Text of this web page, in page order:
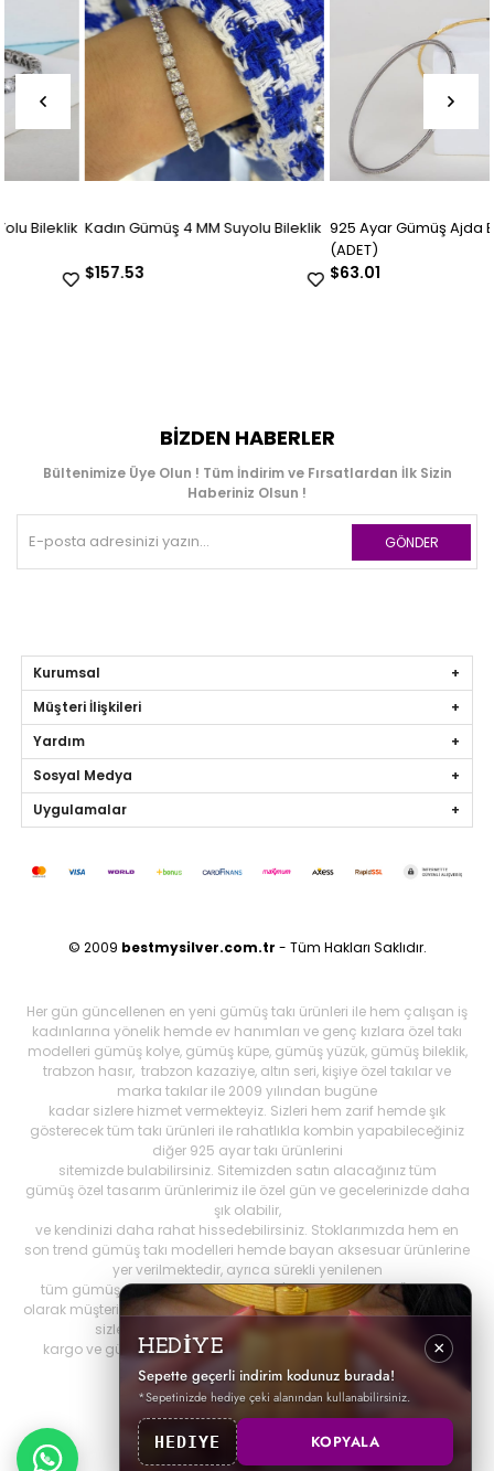
Kadın Gümüş 4 MM Suyolu Bileklik
$157.53
925 Ayar Gümüş Ajda Bilezik
BIZDEN HABERLER
Bültenimize Üye Olun ! Tüm İndirim ve Fırsatlardan İlk Sizin
Haberiniz Olsun !
GÖNDER
Kurumsal
Müşteri İlişkileri
Yardım
Sosyal Medya
Uygulamalar
© 2009 bestmysilver.com.tr - Tüm Hakları Saklıdır.
Her gün güncellenen en yeni gümüş takı ürünleri ile hem çalışan iş
kadınlarına yönelik hemde ev hanımları ve genç kızlara özel takı
modelleri gümüş kolye, gümüş küpe, gümüş yüzük, gümüş bileklik,
trabzon hasır, trabzon kazaziye, altın seri, kişiye özel takılar ve
marka takılar ile 2009 yılından bugüne
kadar sizlere hizmet vermekteyiz. Sizleri hem zarif hemde şık
gösterecek tüm takı ürünleri ile rahatlıkla kombin yapabileceğiniz
diğer 925 ayar takı ürünlerini
sitemizde bulabilirsiniz. Sitemizden satın alacağınız tüm
gümüş özel tasarım ürünlerimiz ile özel gün ve gecelerinizde daha
şık olabilir,
ve kendinizi daha rahat hissedebilirsiniz. Stoklarımızda hem en
son trend gümüş takı modelleri hemde bayan aksesuar ürünlerine
yer verilmektedir, ayrıca sürekli yenilenen
tüm gümüş ürünlerini Best My Silrver'da bulabilirsiniz. Öncelikli
olarak müşteri memnuniyetini ön planda tutanbestmysilver.com.tr
sizlere daha iyi hizmet sunabilmek adına hızlı
kargo ve güvenilir alışverişi birinci öncelik olarak görmektedir.
HEDİYE
Sepette geçerli indirim kodunuz burada!
*Sepetinizde hediye çeki alanından kullanabilirsiniz.
×
HEDIYE KOPYALA